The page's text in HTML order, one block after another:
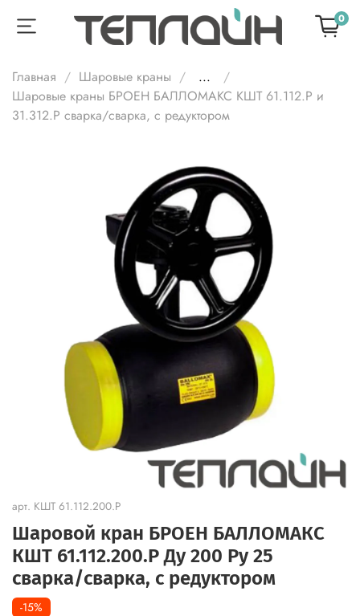
0
Главная Шаровые краны
...
Шаровые краны БРОЕН БАЛЛОМАКС КШТ 61.112.Р и
31.312.Р сварка/сварка, с редуктором
арт. КШТ 61.112.200.Р
Шаровой кран БРОЕН БАЛЛОМАКС
КШТ 61.112.200.Р Ду 200 Ру 25
сварка/сварка, с редуктором
-15%